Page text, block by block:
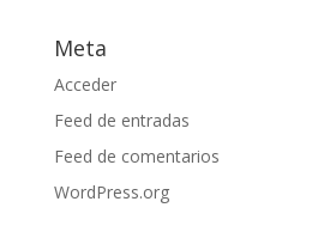
Meta
Acceder
Feed de entradas
Feed de comentarios
WordPress.org